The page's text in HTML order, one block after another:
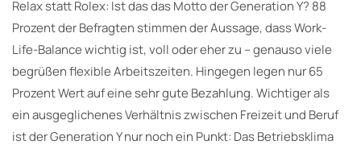
Relax statt Rolex: Ist das das Motto der Generation Y? 88
Prozent der Befragten stimmen der Aussage, dass Work-
Life-Balance wichtig ist, voll oder eher zu – genauso viele
begrüßen flexible Arbeitszeiten. Hingegen legen nur 65
Prozent Wert auf eine sehr gute Bezahlung. Wichtiger als
ein ausgeglichenes Verhältnis zwischen Freizeit und Beruf
ist der Generation Y nur noch ein Punkt: Das Betriebsklima